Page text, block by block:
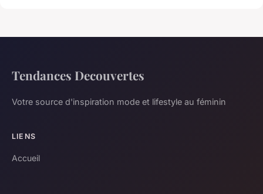
Tendances Decouvertes
Votre source d'inspiration mode et lifestyle au féminin
LIENS
Accueil